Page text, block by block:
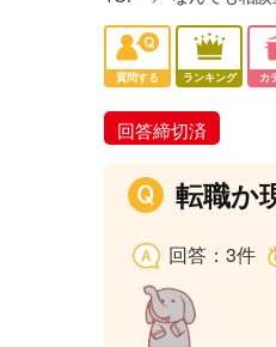
質問する ランキング カ
回答締切済
転職か
回答：3件